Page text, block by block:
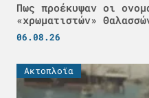
Πως προέκυψαν οι
«χρωματιστών»
06.08.26
Ακτοπλοϊα